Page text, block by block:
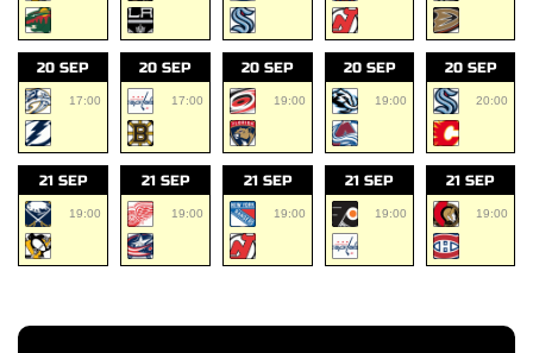
20 SEP
17:00
20 SEP
17:00
20 SEP
19:00
20 SEP
19:00
20 SEP
20:00
21 SEP
19:00
21 SEP
19:00
21 SEP
19:00
21 SEP
19:00
21 SEP
19:00